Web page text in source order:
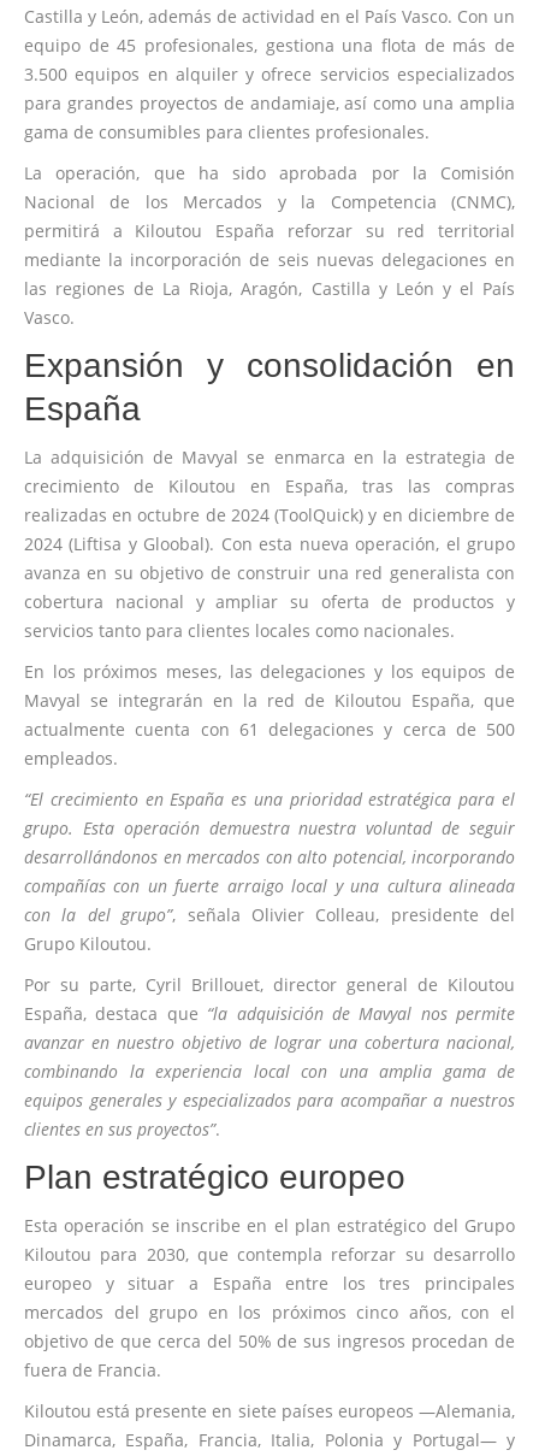
Castilla y León, además de actividad en el País Vasco. Con un
equipo de 45 profesionales, gestiona una flota de más de
3.500 equipos en alquiler y ofrece servicios especializados
para grandes proyectos de andamiaje, así como una amplia
gama de consumibles para clientes profesionales.
La operación, que ha sido aprobada por la Comisión
Nacional de los Mercados y la Competencia (CNMC),
permitirá a Kiloutou España reforzar su red territorial
mediante la incorporación de seis nuevas delegaciones en
las regiones de La Rioja, Aragón, Castilla y León y el País
Vasco.
Expansión y consolidación en
España
La adquisición de Mavyal se enmarca en la estrategia de
crecimiento de Kiloutou en España, tras las compras
realizadas en octubre de 2024 (ToolQuick) y en diciembre de
2024 (Liftisa y Gloobal). Con esta nueva operación, el grupo
avanza en su objetivo de construir una red generalista con
cobertura nacional y ampliar su oferta de productos y
servicios tanto para clientes locales como nacionales.
En los próximos meses, las delegaciones y los equipos de
Mavyal se integrarán en la red de Kiloutou España, que
actualmente cuenta con 61 delegaciones y cerca de 500
empleados.
“El crecimiento en España es una prioridad estratégica para el
grupo. Esta operación demuestra nuestra voluntad de seguir
desarrollándonos en mercados con alto potencial, incorporando
compañías con un fuerte arraigo local y una cultura alineada
con la del grupo”, señala Olivier Colleau, presidente del
Grupo Kiloutou.
Por su parte, Cyril Brillouet, director general de Kiloutou
España, destaca que “la adquisición de Mavyal nos permite
avanzar en nuestro objetivo de lograr una cobertura nacional,
combinando la experiencia local con una amplia gama de
equipos generales y especializados para acompañar a nuestros
clientes en sus proyectos”.
Plan estratégico europeo
Esta operación se inscribe en el plan estratégico del Grupo
Kiloutou para 2030, que contempla reforzar su desarrollo
europeo y situar a España entre los tres principales
mercados del grupo en los próximos cinco años, con el
objetivo de que cerca del 50% de sus ingresos procedan de
fuera de Francia.
Kiloutou está presente en siete países europeos —Alemania,
Dinamarca, España, Francia, Italia, Polonia y Portugal— y